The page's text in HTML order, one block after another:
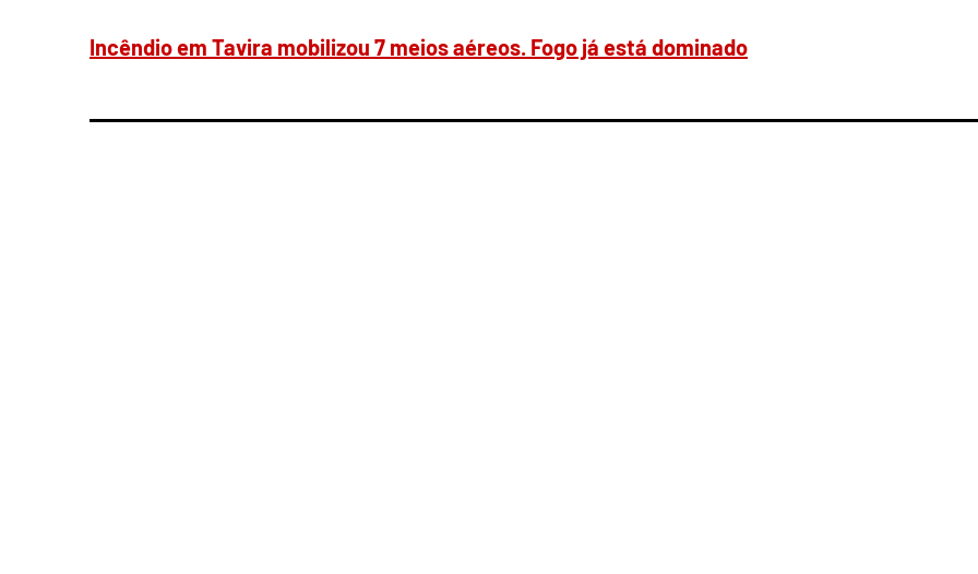
Incêndio em Tavira mobilizou 7 meios aéreos. Fogo já está dominado